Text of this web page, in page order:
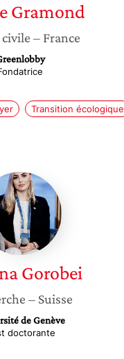
Gramond
civile – France
Transition écologique
Maryna
Gorobei
Gorobei
– Suisse
de Genève
doctorante